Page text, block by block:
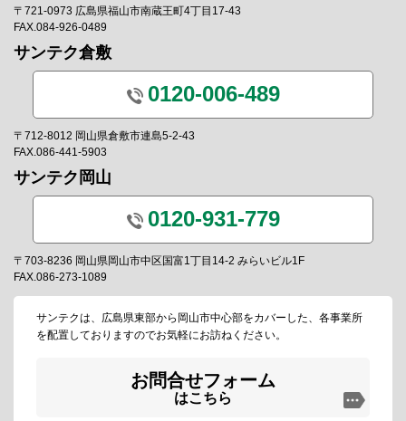
〒721-0973 広島県福山市南蔵王町4丁目17-43
FAX.084-926-0489
サンテク倉敷
0120-006-489
〒712-8012 岡山県倉敷市連島5-2-43
FAX.086-441-5903
サンテク岡山
0120-931-779
〒703-8236 岡山県岡山市中区国富1丁目14-2 みらいビル1F
FAX.086-273-1089
サンテクは、広島県東部から岡山市中心部をカバーした、各事業所
を配置しておりますのでお気軽にお訪ねください。
お問合せフォーム
はこちら